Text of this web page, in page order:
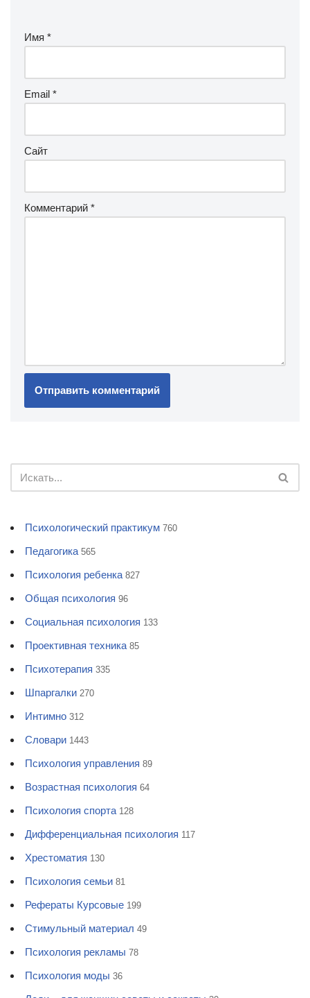
Имя *
Email *
Сайт
Комментарий *
Психологический практикум 760
Педагогика 565
Психология ребенка 827
Общая психология 96
Социальная психология 133
Проективная техника 85
Психотерапия 335
Шпаргалки 270
Интимно 312
Словари 1443
Психология управления 89
Возрастная психология 64
Психология спорта 128
Дифференциальная психология 117
Хрестоматия 130
Психология семьи 81
Рефераты Курсовые 199
Стимульный материал 49
Психология рекламы 78
Психология моды 36